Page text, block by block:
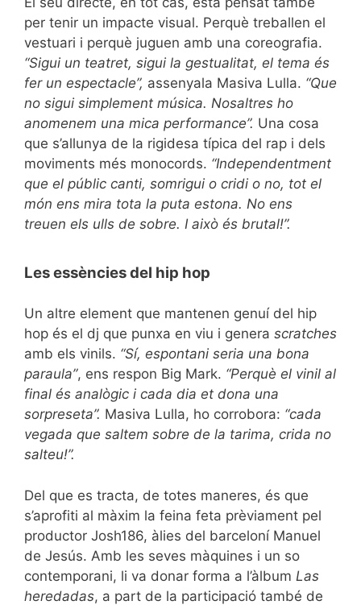
per tenir un impacte visual. Perquè treballen el
vestuari i perquè juguen amb una coreografia.
“Sigui un teatret, sigui la gestualitat, el tema és
fer un espectacle”, assenyala Masiva Lulla. “Que
no sigui simplement música. Nosaltres ho
anomenem una mica performance”. Una cosa
que s’allunya de la rigidesa típica del rap i dels
moviments més monocords. “Independentment
que el públic canti, somrigui o cridi o no, tot el
món ens mira tota la puta estona. No ens
treuen els ulls de sobre. I això és brutal!”.
Les essències del hip hop
Un altre element que mantenen genuí del hip
hop és el dj que punxa en viu i genera scratches
amb els vinils. “Sí, espontani seria una bona
paraula”, ens respon Big Mark. “Perquè el vinil al
final és analògic i cada dia et dona una
sorpreseta”. Masiva Lulla, ho corrobora: “cada
vegada que saltem sobre de la tarima, crida no
salteu!”.
Del que es tracta, de totes maneres, és que
s’aprofiti al màxim la feina feta prèviament pel
productor Josh186, àlies del barceloní Manuel
de Jesús. Amb les seves màquines i un so
contemporani, li va donar forma a l’àlbum Las
heredadas, a part de la participació també de